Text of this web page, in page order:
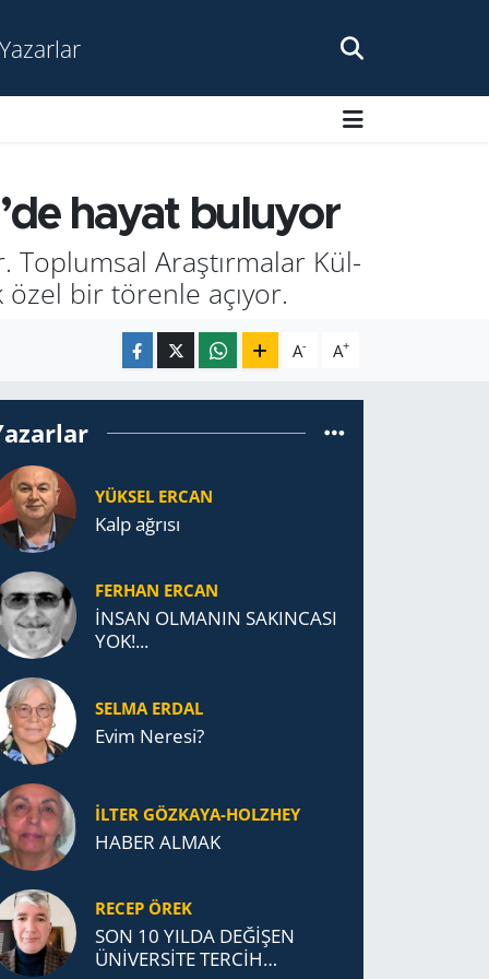
Yazarlar
hayat bu­lu­yor
Top­lum­sal Araş­tır­ma­lar Kül­
özel bir tö­ren­le açı­yor.
A- A+
YÜKSEL ERCAN
Kalp ağrısı
FERHAN ERCAN
İNSAN OLMANIN SAKINCASI
YOK!...
SELMA ERDAL
Evim Neresi?
İLTER GÖZKAYA-HOLZHEY
HABER ALMAK
RECEP ÖREK
SON 10 YILDA DEĞİŞEN
ÜNİVERSİTE TERCİH